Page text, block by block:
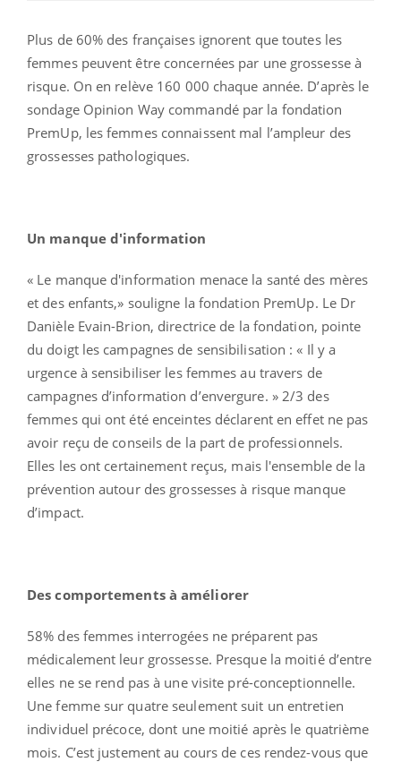
Plus de 60% des françaises ignorent que toutes les
femmes peuvent être concernées par une grossesse à
risque. On en relève 160 000 chaque année. D’après le
sondage Opinion Way commandé par la fondation
PremUp, les femmes connaissent mal l’ampleur des
grossesses pathologiques.
Un manque d'information
« Le manque d'information menace la santé des mères
et des enfants,» souligne la fondation PremUp. Le Dr
Danièle Evain-Brion, directrice de la fondation, pointe
du doigt les campagnes de sensibilisation : « Il y a
urgence à sensibiliser les femmes au travers de
campagnes d’information d’envergure. » 2/3 des
femmes qui ont été enceintes déclarent en effet ne pas
avoir reçu de conseils de la part de professionnels.
Elles les ont certainement reçus, mais l'ensemble de la
prévention autour des grossesses à risque manque
d’impact.
Des comportements à améliorer
58% des femmes interrogées ne préparent pas
médicalement leur grossesse. Presque la moitié d’entre
elles ne se rend pas à une visite pré-conceptionnelle.
Une femme sur quatre seulement suit un entretien
individuel précoce, dont une moitié après le quatrième
mois. C’est justement au cours de ces rendez-vous que